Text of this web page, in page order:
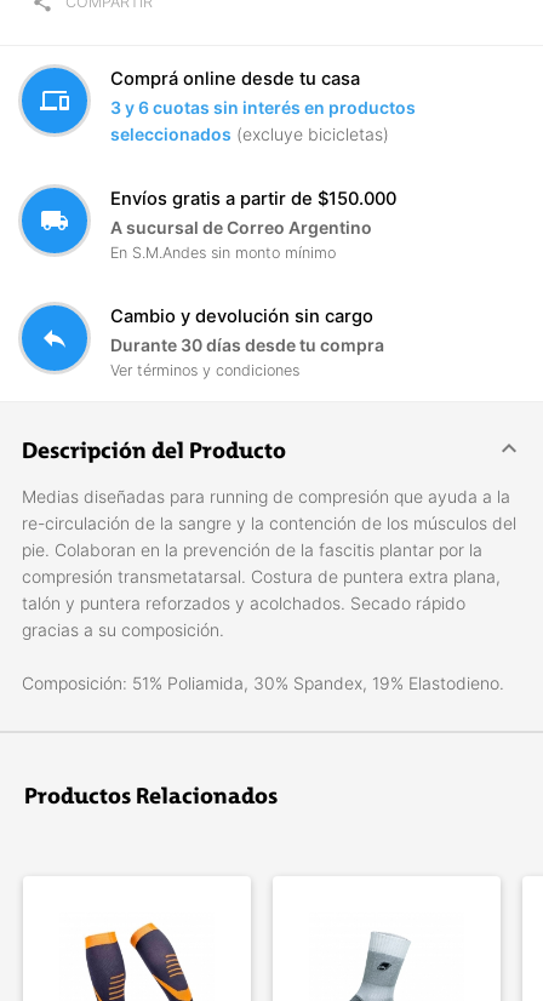
devices
Comprá online desde tu casa
3 y 6 cuotas sin interés en productos
seleccionados (excluye bicicletas)
local_shipping
Envíos gratis a partir de $150.000
A sucursal de Correo Argentino
En S.M.Andes sin monto mínimo
reply
Cambio y devolución sin cargo
Durante 30 días desde tu compra
Ver términos y condiciones
Descripción del Producto
Medias diseñadas para running de compresión que ayuda a la
re-circulación de la sangre y la contención de los músculos del
pie. Colaboran en la prevención de la fascitis plantar por la
compresión transmetatarsal. Costura de puntera extra plana,
talón y puntera reforzados y acolchados. Secado rápido
gracias a su composición.
Composición: 51% Poliamida, 30% Spandex, 19% Elastodieno.
Productos Relacionados